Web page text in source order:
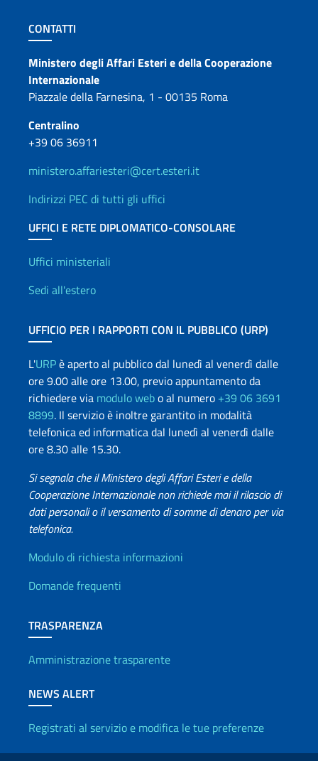
Sezione footer
CONTATTI
Contatti
Ministero degli Affari Esteri e della Cooperazione
Internazionale
Piazzale della Farnesina, 1 - 00135 Roma
Centralino
+39 06 36911
ministero.affariesteri@cert.esteri.it
Indirizzi PEC di tutti gli uffici
UFFICI E RETE DIPLOMATICO-CONSOLARE
Uffici e Rete diplomatica
Uffici ministeriali
Sedi all'estero
UFFICIO PER I RAPPORTI CON IL PUBBLICO (URP)
L'URPè aperto al pubblico dal lunedì al venerdì dalle
ore 9.00 alle ore 13.00, previo appuntamento da
richiedere via modulo webo al numero +39 06 3691
8899. Il servizio è inoltre garantito in modalità
telefonica ed informatica dal lunedì al venerdì dalle
ore 8.30 alle 15.30.
Si segnala che il Ministero degli Affari Esteri e della
Cooperazione Internazionale non richiede mai il rilascio di
dati personali o il versamento di somme di denaro per via
telefonica.
Info utili
Modulo di richiesta informazioni
Domande frequenti
TRASPARENZA
Amministrazione trasparente
NEWS ALERT
Registrati al servizio e modifica le tue preferenze